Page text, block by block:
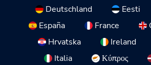
Deutschland
Eesti
España
France
Hrvatska
Ireland
Italia
Κύπρος